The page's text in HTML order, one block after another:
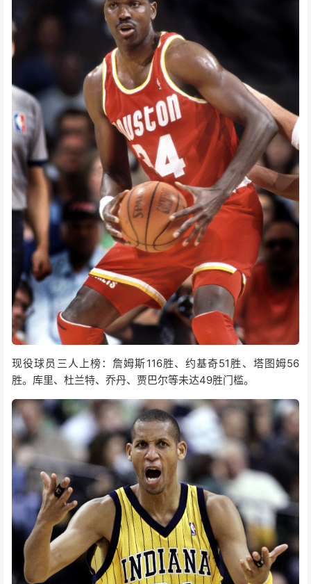
现役球员三人上榜：詹姆斯116胜、约基奇51胜、塔图姆56
胜。库里、杜兰特、乔丹、贾巴尔等未达49胜门槛。